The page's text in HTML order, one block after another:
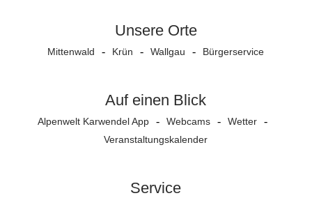
Unsere Orte
Mittenwald Krün Wallgau Bürgerservice
Auf einen Blick
Alpenwelt Karwendel App Webcams
Wetter
Veranstaltungs­kalender
Service